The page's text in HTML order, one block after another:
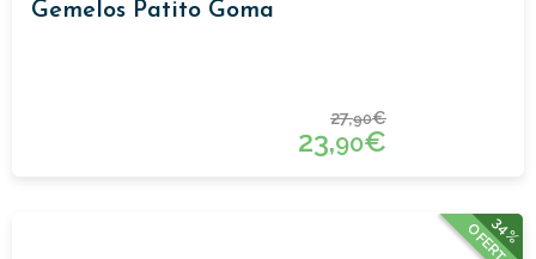
Gemelos Patito Goma
27,90€
23,90€
34%
OFERTA